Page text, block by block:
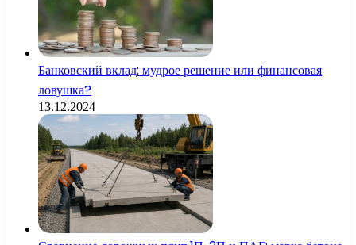
Банковский вклад: мудрое решение или финансовая
ловушка?
13.12.2024